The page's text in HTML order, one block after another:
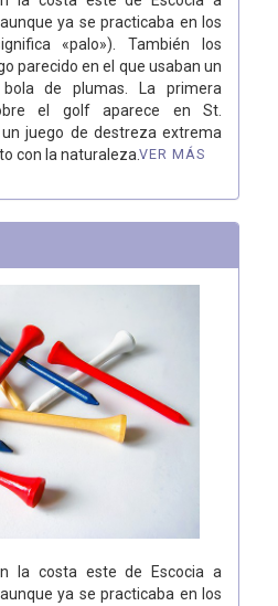
ya se practicaba en los
«palo»). También los
parecido en el que usaban un
de plumas. La primera
el golf aparece en St.
juego de destreza extrema
con la naturaleza.VER MÁS
la costa este de Escocia a
ya se practicaba en los